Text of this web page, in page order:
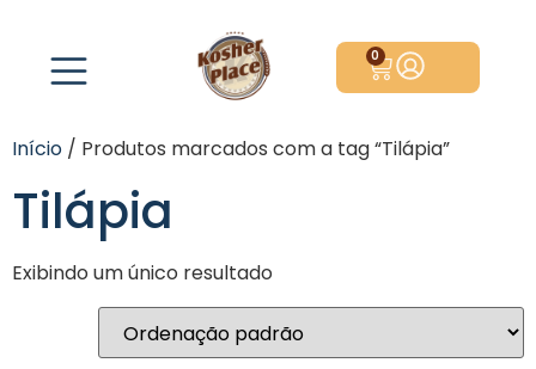
0
Início / Produtos marcados com a tag “Tilápia”
Tilápia
Exibindo um único resultado